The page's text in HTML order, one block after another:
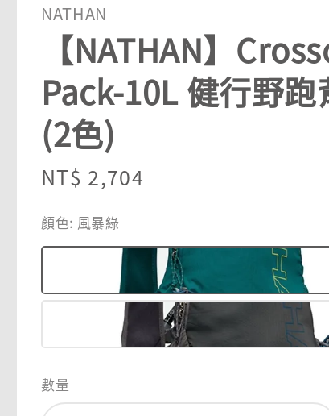
NATHAN
【NATHAN】
Pack-10L 健行野跑
(2色)
Regular
NT$ 2,704
顏色: 風暴綠
數量